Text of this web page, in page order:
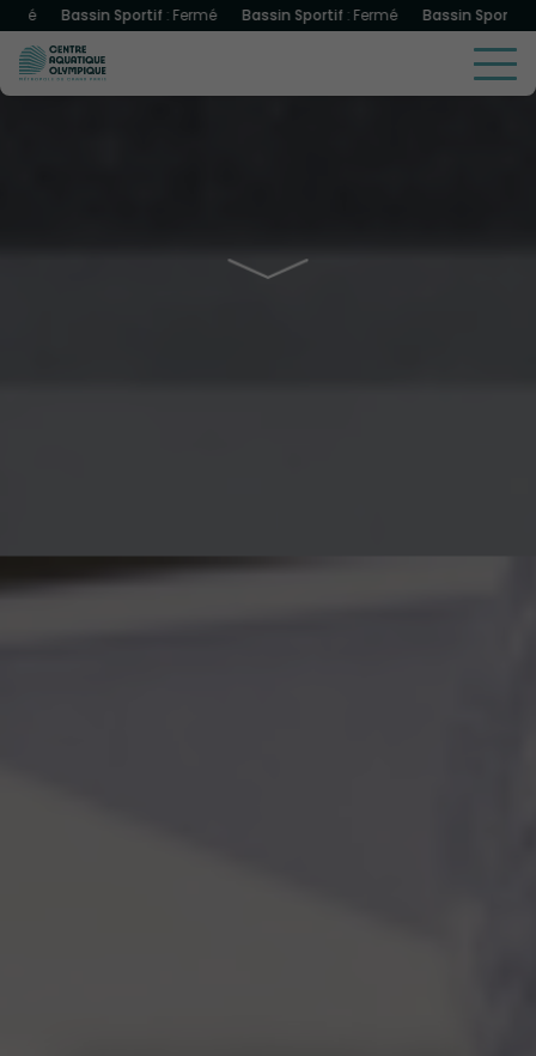
Bassin Sportif:Fermé Bassin Sportif:Fermé Bassin Sportif:Fermé